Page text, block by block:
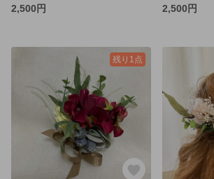
2,500円
2,500円
残り1点